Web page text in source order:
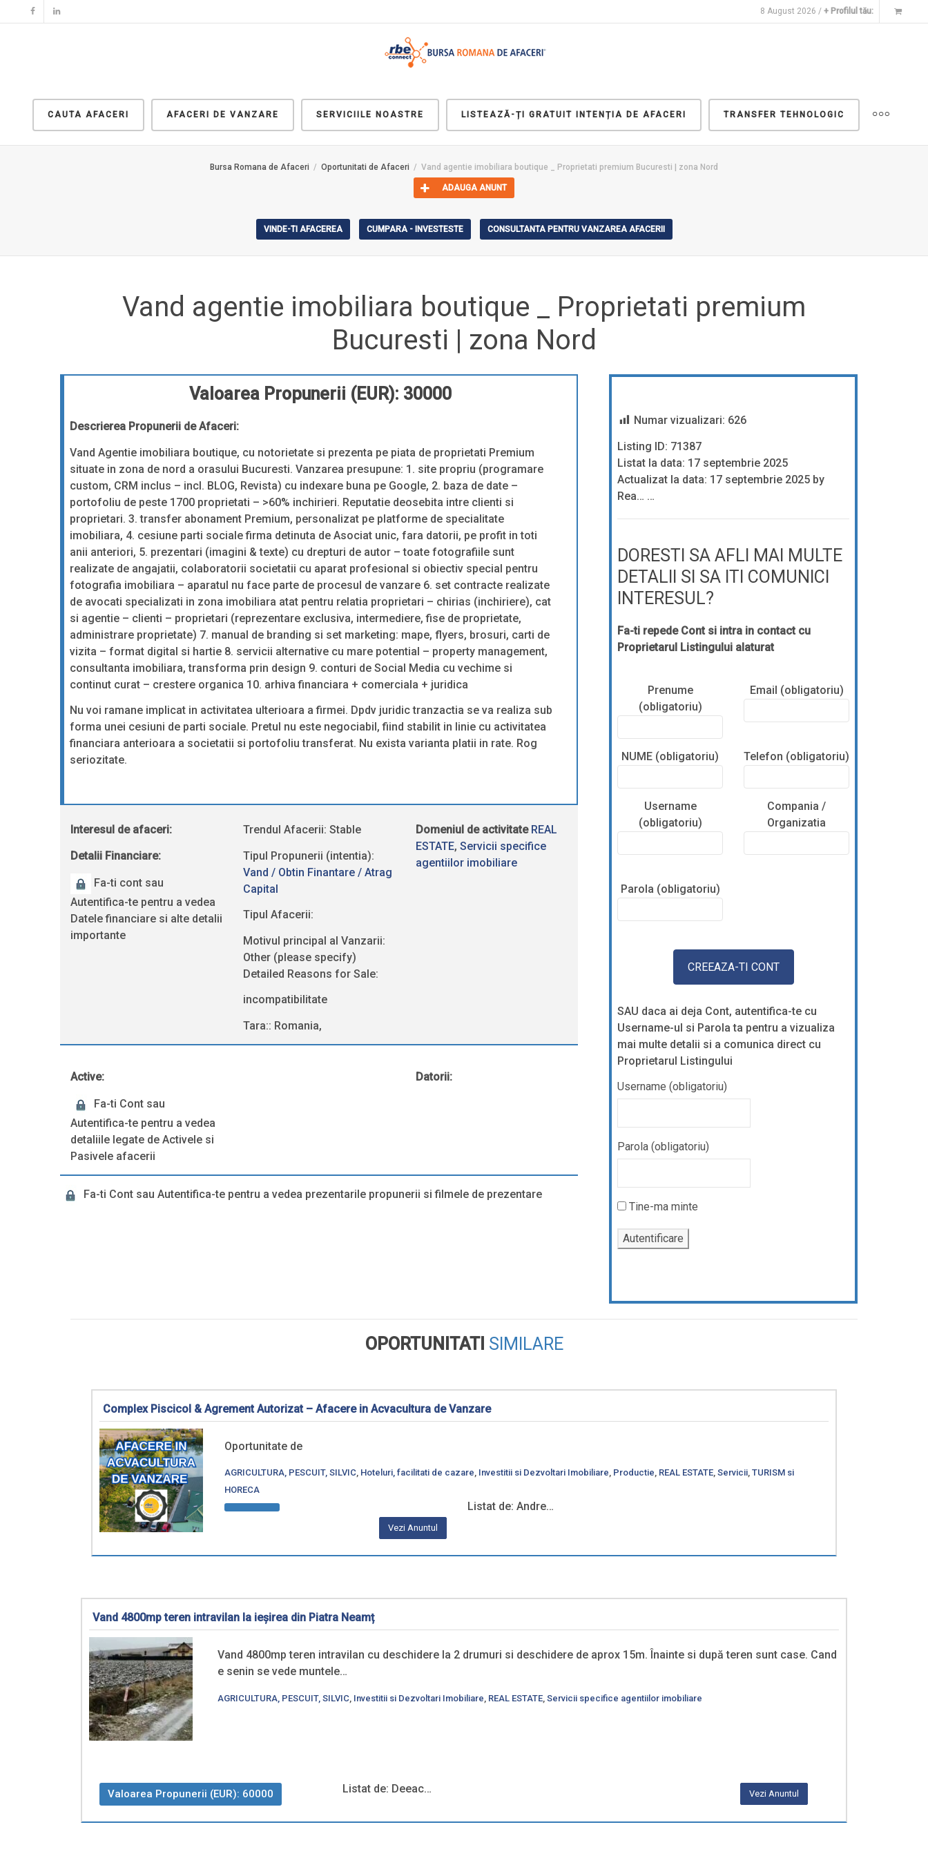
8 August 2026 / + Profilul tău:
CAUTA AFACERI AFACERI DE VANZARE SERVICIILE NOASTRE LISTEAZĂ-ȚI GRATUIT INTENȚIA DE AFACERI TRANSFER TEHNOLOGIC
Bursa Romana de Afaceri Oportunitati de Afaceri Vand agentie imobiliara boutique _ Proprietati premium Bucuresti | zona Nord
ADAUGA ANUNT
VINDE-TI AFACEREA CUMPARA - INVESTESTE CONSULTANTA PENTRU VANZAREA AFACERII
Vand agentie imobiliara boutique _ Proprietati premium
Bucuresti | zona Nord
Valoarea Propunerii (EUR): 30000
Descrierea Propunerii de Afaceri:
Vand Agentie imobiliara boutique, cu notorietate si prezenta pe piata de proprietati Premium
situate in zona de nord a orasului Bucuresti. Vanzarea presupune: 1. site propriu (programare
custom, CRM inclus – incl. BLOG, Revista) cu indexare buna pe Google, 2. baza de date –
portofoliu de peste 1700 proprietati – >60% inchirieri. Reputatie deosebita intre clienti si
proprietari. 3. transfer abonament Premium, personalizat pe platforme de specialitate
imobiliara, 4. cesiune parti sociale firma detinuta de Asociat unic, fara datorii, pe profit in toti
anii anteriori, 5. prezentari (imagini & texte) cu drepturi de autor – toate fotografiile sunt
realizate de angajatii, colaboratorii societatii cu aparat profesional si obiectiv special pentru
fotografia imobiliara – aparatul nu face parte de procesul de vanzare 6. set contracte realizate
de avocati specializati in zona imobiliara atat pentru relatia proprietari – chirias (inchiriere), cat
si agentie – clienti – proprietari (reprezentare exclusiva, intermediere, fise de proprietate,
administrare proprietate) 7. manual de branding si set marketing: mape, flyers, brosuri, carti de
vizita – format digital si hartie 8. servicii alternative cu mare potential – property management,
consultanta imobiliara, transforma prin design 9. conturi de Social Media cu vechime si
continut curat – crestere organica 10. arhiva financiara + comerciala + juridica
Nu voi ramane implicat in activitatea ulterioara a firmei. Dpdv juridic tranzactia se va realiza sub
forma unei cesiuni de parti sociale. Pretul nu este negociabil, fiind stabilit in linie cu activitatea
financiara anterioara a societatii si portofoliu transferat. Nu exista varianta platii in rate. Rog
seriozitate.
Interesul de afaceri:
Detalii Financiare:
Fa-ti cont sau
Autentifica-te pentru a vedea
Datele financiare si alte detalii
importante
Trendul Afacerii: Stable
Tipul Propunerii (intentia):
Vand / Obtin Finantare / Atrag
Capital
Tipul Afacerii:
Motivul principal al Vanzarii:
Other (please specify)
Detailed Reasons for Sale:
incompatibilitate
Tara:: Romania,
Domeniul de activitate REAL
ESTATE, Servicii specifice
agentiilor imobiliare
Active:
Fa-ti Cont sau
Autentifica-te pentru a vedea
detaliile legate de Activele si
Pasivele afacerii
Datorii:
Fa-ti Cont sau Autentifica-te pentru a vedea prezentarile propunerii si filmele de prezentare
Numar vizualizari: 626
Listing ID: 71387
Listat la data: 17 septembrie 2025
Actualizat la data: 17 septembrie 2025 by
Rea… …
DORESTI SA AFLI MAI MULTE
DETALII SI SA ITI COMUNICI
INTERESUL?
Fa-ti repede Cont si intra in contact cu
Proprietarul Listingului alaturat
Prenume
(obligatoriu)
NUME (obligatoriu)
Username
(obligatoriu)
Parola (obligatoriu)
Email (obligatoriu)
Telefon (obligatoriu)
Compania /
Organizatia
SAU daca ai deja Cont, autentifica-te cu
Username-ul si Parola ta pentru a vizualiza
mai multe detalii si a comunica direct cu
Proprietarul Listingului
Username (obligatoriu)
Parola (obligatoriu)
Tine-ma minte
OPORTUNITATI SIMILARE
Complex Piscicol & Agrement Autorizat – Afacere in Acvacultura de Vanzare
Oportunitate de
AGRICULTURA, PESCUIT, SILVIC, Hoteluri, facilitati de cazare, Investitii si Dezvoltari Imobiliare, Productie, REAL ESTATE, Servicii, TURISM si
HORECA
Listat de: Andre…
Vezi Anuntul
Vand 4800mp teren intravilan la ieșirea din Piatra Neamț
Vand 4800mp teren intravilan cu deschidere la 2 drumuri si deschidere de aprox 15m. Înainte si după teren sunt case. Cand
e senin se vede muntele…
AGRICULTURA, PESCUIT, SILVIC Investitii si Dezvoltari Imobiliare REAL ESTATE Servicii specifice agentiilor imobiliare
Valoarea Propunerii (EUR): 60000 Listat de: Deeac… Vezi Anuntul